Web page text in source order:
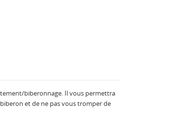
biberonnage. Il vous permettra
et de ne pas vous tromper de